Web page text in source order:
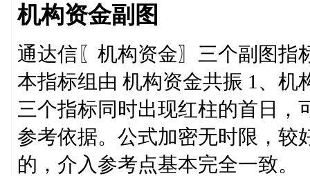
机构资金副图
通达信〖机构资金〗三个副图指
本指标组由 机构资金共振 1、机
三个指标同时出现红柱的首日，
参考依据。公式加密无时限，较
的，介入参考点基本完全一致。